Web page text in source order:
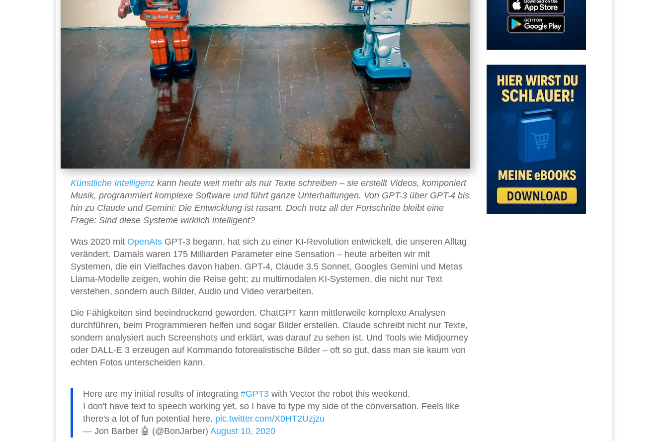
Künstliche Intelligenz kann heute weit mehr als nur Texte schreiben – sie erstellt Videos, komponiert
Musik, programmiert komplexe Software und führt ganze Unterhaltungen. Von GPT-3 über GPT-4 bis
hin zu Claude und Gemini: Die Entwicklung ist rasant. Doch trotz all der Fortschritte bleibt eine
Frage: Sind diese Systeme wirklich intelligent?
Was 2020 mit OpenAIs GPT-3 begann, hat sich zu einer KI-Revolution entwickelt, die unseren Alltag
verändert. Damals waren 175 Milliarden Parameter eine Sensation – heute arbeiten wir mit
Systemen, die ein Vielfaches davon haben. GPT-4, Claude 3.5 Sonnet, Googles Gemini und Metas
Llama-Modelle zeigen, wohin die Reise geht: zu multimodalen KI-Systemen, die nicht nur Text
verstehen, sondern auch Bilder, Audio und Video verarbeiten.
Die Fähigkeiten sind beeindruckend geworden. ChatGPT kann mittlerweile komplexe Analysen
durchführen, beim Programmieren helfen und sogar Bilder erstellen. Claude schreibt nicht nur Texte,
sondern analysiert auch Screenshots und erklärt, was darauf zu sehen ist. Und Tools wie Midjourney
oder DALL-E 3 erzeugen auf Kommando fotorealistische Bilder – oft so gut, dass man sie kaum von
echten Fotos unterscheiden kann.
Here are my initial results of integrating #GPT3 with Vector the robot this weekend.
I don't have text to speech working yet, so I have to type my side of the conversation. Feels like
there's a lot of fun potential here. pic.twitter.com/X0HT2Uzjzu
— Jon Barber 🤖 (@BonJarber) August 10, 2020